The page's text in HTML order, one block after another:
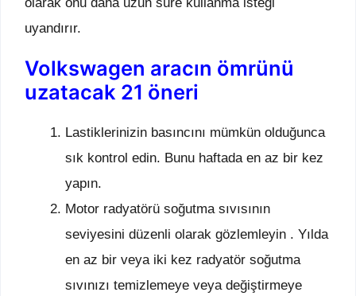
uyandırır.
Volkswagen aracın ömrünü
uzatacak 21 öneri
Lastiklerinizin basıncını mümkün olduğunca
sık kontrol edin. Bunu haftada en az bir kez
yapın.
Motor radyatörü soğutma sıvısının
seviyesini düzenli olarak gözlemleyin . Yılda
en az bir veya iki kez radyatör soğutma
sıvınızı temizlemeye veya değiştirmeye